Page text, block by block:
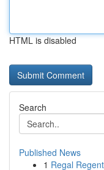
HTML is disabled
Search
Published News
1 Regal